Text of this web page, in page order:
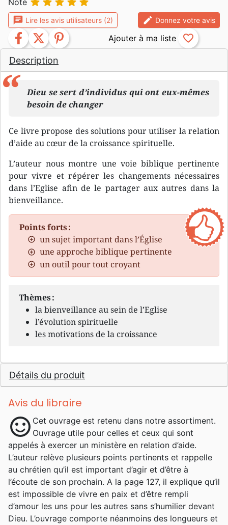
Description
Dieu se sert d’individus qui ont eux-mêmes
besoin de changer
Ce livre propose des solutions pour utiliser la relation
d’aide au cœur de la croissance spirituelle.
L’auteur nous montre une voie biblique pertinente
pour vivre et répérer les changements nécessaires
dans l’Eglise afin de le partager aux autres dans la
bienveillance.
Points forts :
un sujet important dans l’Église
une approche biblique pertinente
un outil pour tout croyant
Thèmes :
la bienveillance au sein de l’Eglise
l’évolution spirituelle
les motivations de la croissance
Détails du produit
Avis du libraire
sentiment_satisfied Cet ouvrage est retenu dans notre assortiment.
Ouvrage utile pour celles et ceux qui sont
appelés à exercer un ministère en relation d’aide.
L’auteur relève plusieurs points pertinents et rappelle
au chrétien qu’il est important d’agir et d’être à
l’écoute de son prochain. A la page 127, il explique qu’il
est impossible de vivre en paix et d’être rempli
d’amour les uns pour les autres sans s’humilier devant
Dieu. L’ouvrage comporte néanmoins des longueurs et
Note
chat Lire les avis utilisateurs (2) edit Donnez votre avis
facebook twitter pinterest favorite_border